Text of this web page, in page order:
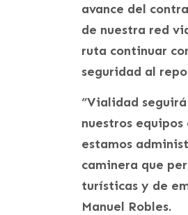
avance del
de nuestra red
ruta continuar
seguridad al
“Vialidad
nuestros
estamos
caminera que
turísticas y de
Manuel Robles.